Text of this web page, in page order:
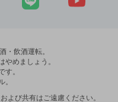
・飲酒運転。
やめましょう。
す。
。
よび共有はご遠慮ください。